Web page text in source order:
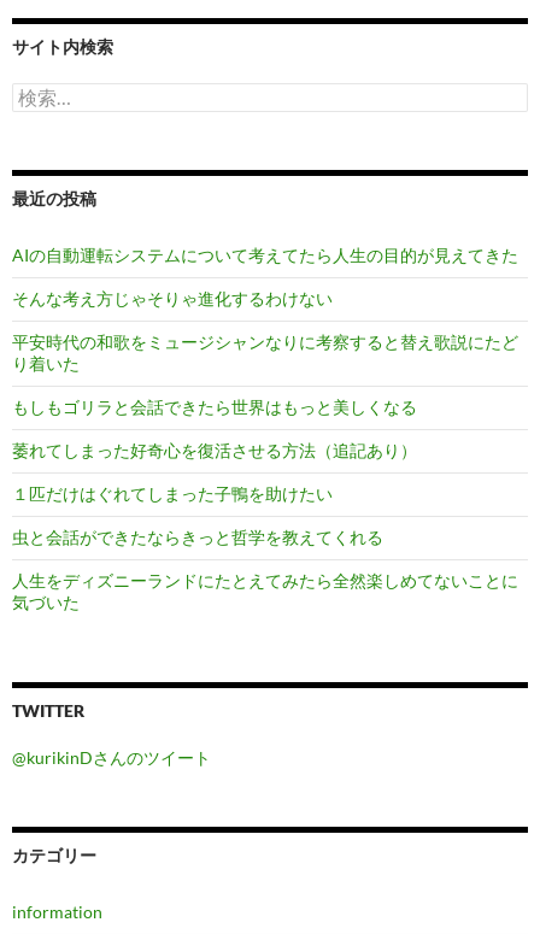
サイト内検索
検
索:
最近の投稿
AIの自動運転システムについて考えてたら人生の目的が見えてきた
そんな考え方じゃそりゃ進化するわけない
平安時代の和歌をミュージシャンなりに考察すると替え歌説にたど
り着いた
もしもゴリラと会話できたら世界はもっと美しくなる
萎れてしまった好奇心を復活させる方法（追記あり）
１匹だけはぐれてしまった子鴨を助けたい
虫と会話ができたならきっと哲学を教えてくれる
人生をディズニーランドにたとえてみたら全然楽しめてないことに
気づいた
TWITTER
@kurikinDさんのツイート
カテゴリー
information